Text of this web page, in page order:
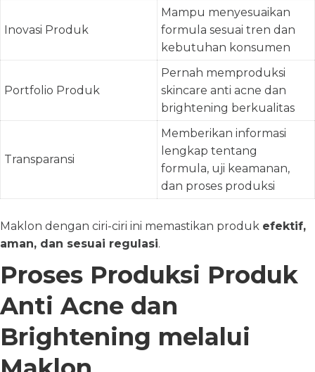
Inovasi Produk
Mampu menyesuaikan
formula sesuai tren dan
kebutuhan konsumen
Portfolio Produk
Pernah memproduksi
skincare anti acne dan
brightening berkualitas
Transparansi
Memberikan informasi
lengkap tentang
formula, uji keamanan,
dan proses produksi
Maklon dengan ciri-ciri ini memastikan produk efektif,
aman, dan sesuai regulasi.
Proses Produksi Produk
Anti Acne dan
Brightening melalui